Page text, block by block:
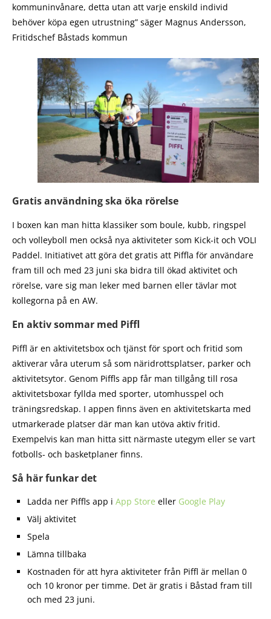
kommuninvånare, detta utan att varje enskild individ
behöver köpa egen utrustning” säger Magnus Andersson,
Fritidschef Båstads kommun
Gratis användning ska öka rörelse
I boxen kan man hitta klassiker som boule, kubb, ringspel
och volleyboll men också nya aktiviteter som Kick-it och VOLI
Paddel. Initiativet att göra det gratis att Piffla för användare
fram till och med 23 juni ska bidra till ökad aktivitet och
rörelse, vare sig man leker med barnen eller tävlar mot
kollegorna på en AW.
En aktiv sommar med Piffl
Piffl är en aktivitetsbox och tjänst för sport och fritid som
aktiverar våra uterum så som näridrottsplatser, parker och
aktivitetsytor. Genom Piffls app får man tillgång till rosa
aktivitetsboxar fyllda med sporter, utomhusspel och
träningsredskap. I appen finns även en aktivitetskarta med
utmarkerade platser där man kan utöva aktiv fritid.
Exempelvis kan man hitta sitt närmaste utegym eller se vart
fotbolls- och basketplaner finns.
Så här funkar det
Ladda ner Piffls app i App Store eller Google Play
Välj aktivitet
Spela
Lämna tillbaka
Kostnaden för att hyra aktiviteter från Piffl är mellan 0
och 10 kronor per timme. Det är gratis i Båstad fram till
och med 23 juni.